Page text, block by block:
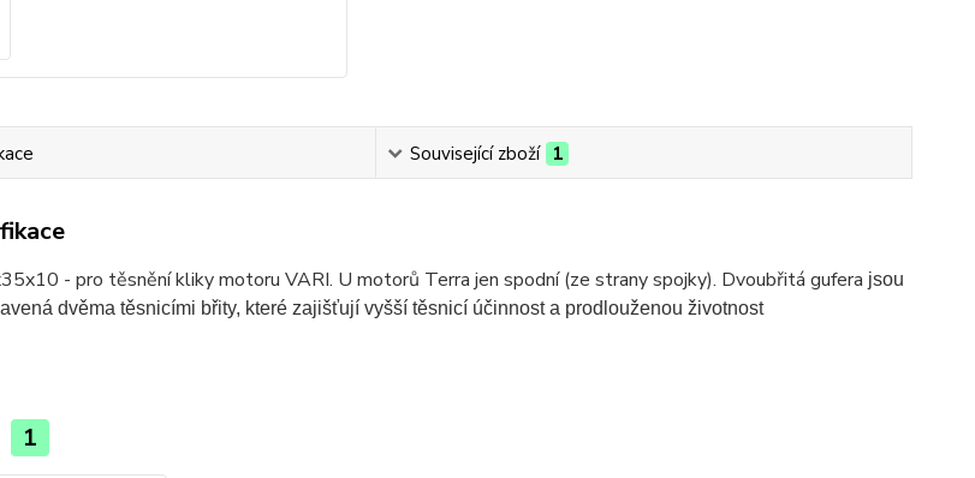
Související zboží 1
- pro těsnění kliky motoru VARI. U motorů Terra jen spodní (ze strany spojky). Dvoubřitá gufera jsou
dvěma těsnicími břity, které zajišťují vyšší těsnicí účinnost a prodlouženou životnost
1